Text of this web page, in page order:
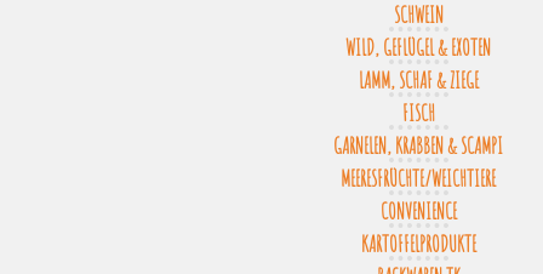
SCHWEIN
WILD, GEFLÜGEL & EXOTEN
LAMM, SCHAF & ZIEGE
FISCH
GARNELEN, KRABBEN & SCAMPI
MEERESFRÜCHTE/WEICHTIERE
CONVENIENCE
KARTOFFELPRODUKTE